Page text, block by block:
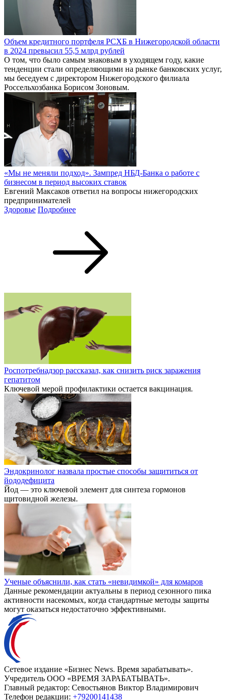
Объем кредитного портфеля РСХБ в Нижегородской области
в 2024 превысил 55,5 млрд рублей
О том, что было самым знаковым в уходящем году, какие
тенденции стали определяющими на рынке банковских услуг,
мы беседуем с директором Нижегородского филиала
Россельхозбанка Борисом Зоновым.
«Мы не меняли подход». Зампред НБД-Банка о работе с
бизнесом в период высоких ставок
Евгений Максаков ответил на вопросы нижегородских
предпринимателей
Здоровье Подробнее
Роспотребнадзор рассказал, как снизить риск заражения
гепатитом
Ключевой мерой профилактики остается вакцинация.
Эндокринолог назвала простые способы защититься от
йододефицита
Йод — это ключевой элемент для синтеза гормонов
щитовидной железы.
Ученые объяснили, как стать «невидимкой» для комаров
Данные рекомендации актуальны в период сезонного пика
активности насекомых, когда стандартные методы защиты
могут оказаться недостаточно эффективными.
Сетевое издание «Бизнес News. Время зарабатывать».
Учредитель ООО «ВРЕМЯ ЗАРАБАТЫВАТЬ».
Главный редактор: Севостьянов Виктор Владимирович
Телефон редакции: +79200141438